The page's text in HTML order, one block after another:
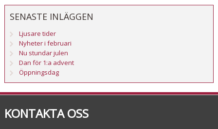
SENASTE INLÄGGEN
Ljusare tider
Nyheter i februari
Nu stundar julen
Dan för 1:a advent
Öppningsdag
KONTAKTA OSS